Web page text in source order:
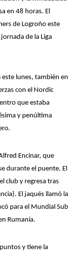
en 48 horas. El
de Logroño este
de la Liga
este lunes, también en
con el Nordic
que estaba
y penúltima
Encinar, que
durante el puente. El
club y regresa tras
El jaqués llamó la
para el Mundial Sub
Rumanía.
y tiene la